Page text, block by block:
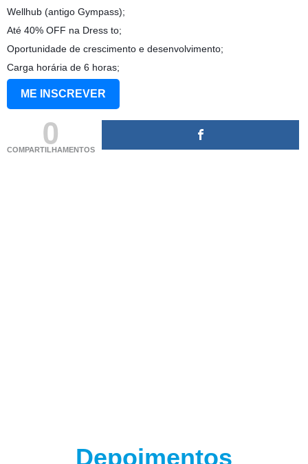
Wellhub (antigo Gympass);
Até 40% OFF na Dress to;
Oportunidade de crescimento e desenvolvimento;
Carga horária de 6 horas;
ME INSCREVER
0
COMPARTILHAMENTOS
Depoimentos